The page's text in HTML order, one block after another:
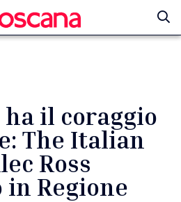
ha il coraggio
The Italian
Ross
Regione